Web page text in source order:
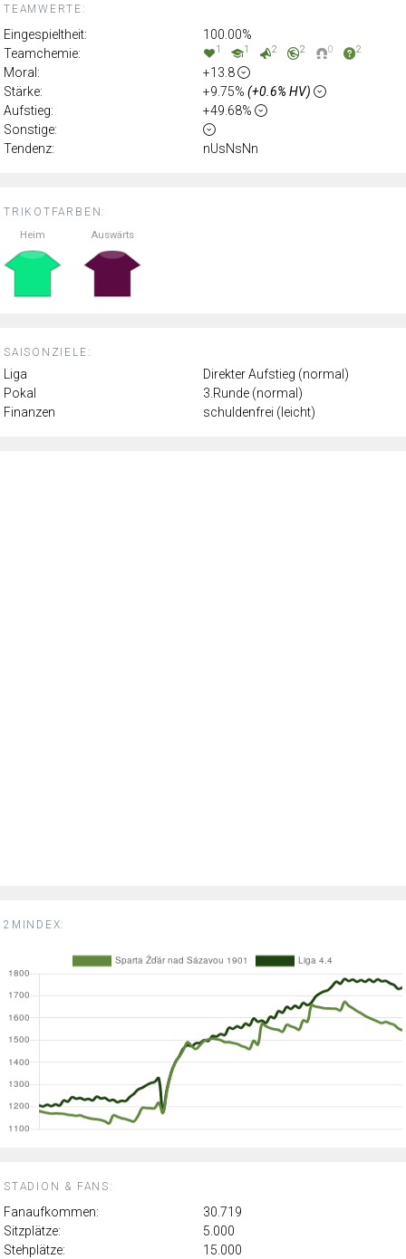
TRIKOTFARBEN:
Heim Auswärts
SAISONZIELE:
Liga
Direkter Aufstieg (normal)
Pokal
3.Runde (normal)
Finanzen
schuldenfrei (leicht)
2MINDEX:
TEAMWERTE:
Eingespieltheit:
100.00%
Teamchemie:
1 1 2 2 0 2
Moral:
+13.8
Stärke:
+9.75% (+0.6% HV)
Aufstieg:
+49.68%
Sonstige:
Tendenz:
nUsNsNn
STADION & FANS:
Fanaufkommen:
30.719
Sitzplätze:
5.000
Stehplätze:
15.000